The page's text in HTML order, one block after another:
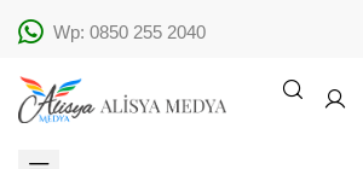
Wp: 0850 255 2040